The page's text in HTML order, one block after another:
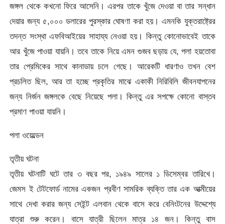
জঙ্গল থেকে কখনো ফিরে আসেনি। এরপর তাকে খুঁজে দেওয়া বা তার সন্ধান
দেয়ার জন্য ৫,০০০ ডলারের পুরস্কার ঘোষণা করা হয়। এমনকি যুক্তরাষ্ট্রের
তদন্ত সংস্থা এফবিআইয়ের সাহায্য নেওয়া হয়। কিন্তু কোনোভাবেই তাকে
আর খুঁজে পাওয়া যায়নি। তবে তাকে নিয়ে এমন গুজব ছড়ায় যে, পলা হয়তোবা
তার প্রেমিকের সাথে কানাডায় চলে গেছে। আরেকটি ধারণাও তখন বেশ
প্রচলিত ছিল, আর তা হচ্ছে প্রকৃতির মাঝে একাকী নিরিবিলি জীবনযাপনের
জন্য নির্জন জঙ্গলকে বেছে নিয়েছে পলা। কিন্তু এর সপক্ষে কোনো বাস্তব
প্রমাণ পাওয়া যায়নি।
পলা ওয়েল্ডেন
তৃতীয় ঘটনা
তৃতীয় ঘটনাটি ঘটে তার ৩ বছর পর, ১৯৪৯ সালের ১ ডিসেম্বর তারিখে।
জেমস ই টেটফোর্ড নামের একজন প্রবীণ সামরিক ব্যক্তি তার এক আত্মীয়ের
সাথে দেখা করার জন্য সেইন্ট এলবান থেকে বাসে করে বেনিংটনের উদ্দেশ্যে
যাত্রা শুরু করেন। বাসে যাত্রী ছিলেন মাত্র ১৪ জন। কিন্তু বাস